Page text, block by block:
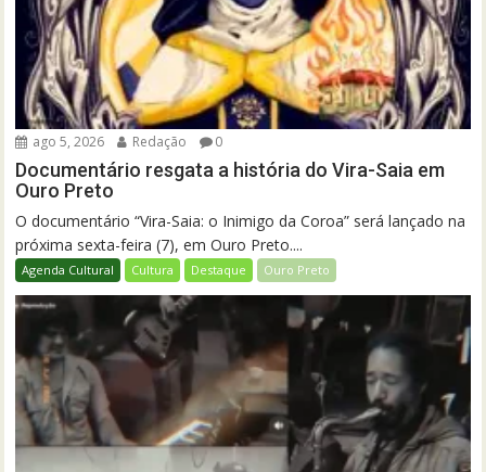
ago 5, 2026 Redação 0
Documentário resgata a história do Vira-Saia em
Ouro Preto
O documentário “Vira-Saia: o Inimigo da Coroa” será lançado na
próxima sexta-feira (7), em Ouro Preto....
Agenda Cultural Cultura Destaque Ouro Preto